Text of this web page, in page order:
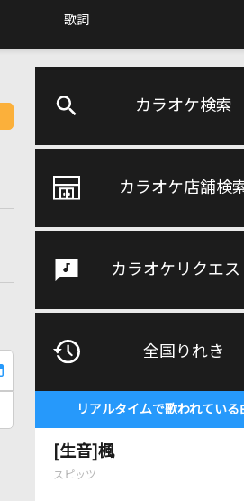
歌詞
カラオケ検索
カラオケ店舗検
カラオケリクエス
全国りれき
リアルタイムで歌われている
[生音]楓
スピッツ